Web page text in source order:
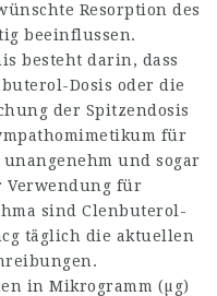
Resorption des
beeinflussen.
besteht darin, dass
Dosis oder die
der Spitzendosis
für
und sogar
Verwendung für
sind Clenbuterol-
täglich die aktuellen
in Mikrogramm (µg)